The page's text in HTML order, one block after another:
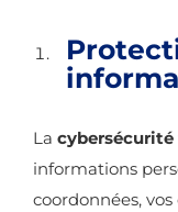
La cybersécurité
informations
coordonnées,